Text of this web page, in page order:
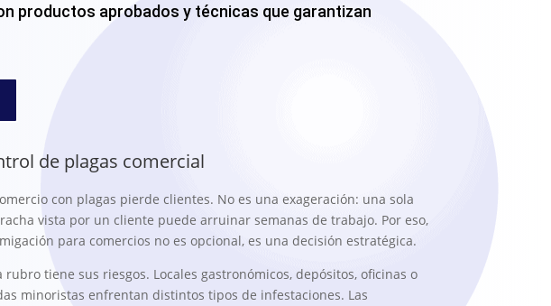
productos aprobados y técnicas que garantizan
de plagas comercial
con plagas pierde clientes. No es una exageración: una sola
vista por un cliente puede arruinar semanas de trabajo. Por eso,
para comercios no es opcional, es una decisión estratégica.
rubro tiene sus riesgos. Locales gastronómicos, depósitos, oficinas o
minoristas enfrentan distintos tipos de infestaciones. Las